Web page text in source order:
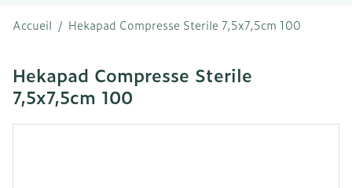
Accueil / Hekapad Compresse Sterile 7,5x7,5cm 100
Hekapad Compresse Sterile
7,5x7,5cm 100